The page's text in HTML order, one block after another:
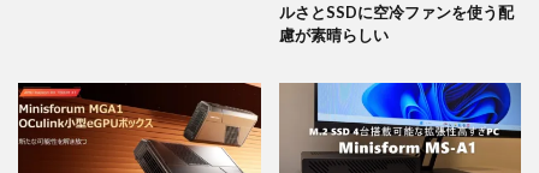
ルさとSSDに空冷ファンを使う配
慮が素晴らしい